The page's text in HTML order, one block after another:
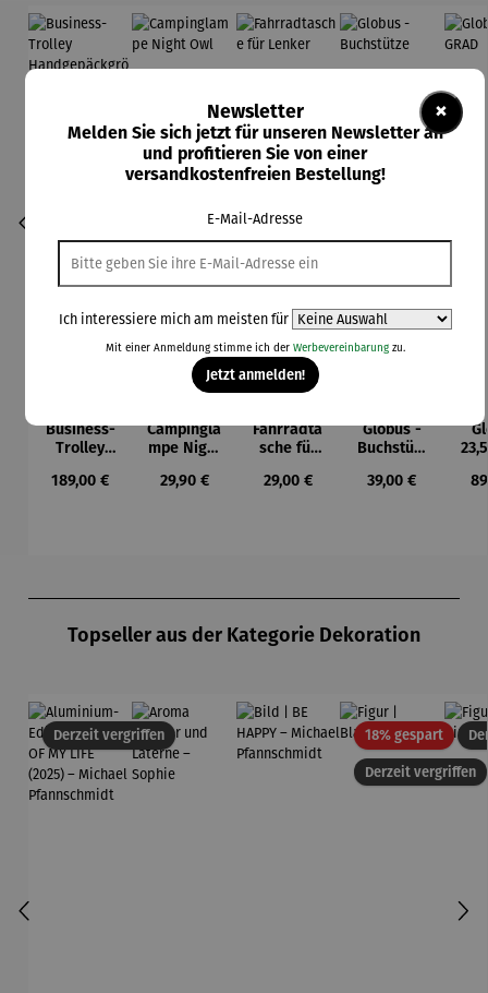
Business-
Trolley
ckgröße
Regulärer Preis:
189,00 €
Campingla
mpe Night
Regulärer Preis:
29,90 €
Fahrradta
sche für
Regulärer Preis:
29,00 €
Globus -
Buchstütz
Regulärer Preis:
39,00 €
Topseller aus der Kategorie Dekoration
Derzeit vergriffen
Derzeit vergriffen
18% gespartRabatt
×
Newsletter
Melden Sie sich jetzt für unseren Newsletter an
und profitieren Sie von einer
versandkostenfreien Bestellung!
E-Mail-Adresse
Ich interessiere mich am meisten für
Mit einer Anmeldung stimme ich der Werbevereinbarungzu.
Jetzt anmelden!